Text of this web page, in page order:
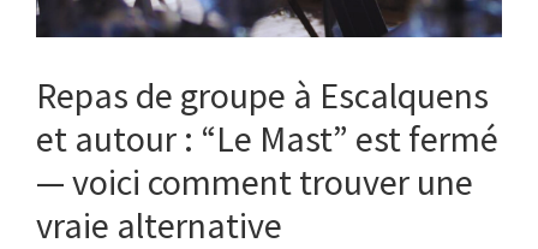
Repas de groupe à Escalquens
et autour : “Le Mast” est fermé
— voici comment trouver une
vraie alternative